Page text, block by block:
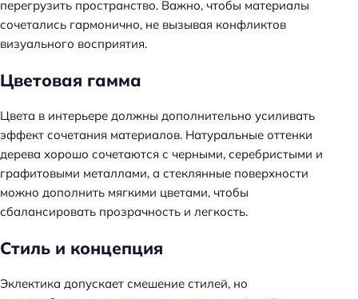
перегрузить пространство. Важно, чтобы материалы
сочетались гармонично, не вызывая конфликтов
визуального восприятия.
Цветовая гамма
Цвета в интерьере должны дополнительно усиливать
эффект сочетания материалов. Натуральные оттенки
дерева хорошо сочетаются с черными, серебристыми и
графитовыми металлами, а стеклянные поверхности
можно дополнить мягкими цветами, чтобы
сбалансировать прозрачность и легкость.
Стиль и концепция
Эклектика допускает смешение стилей, но